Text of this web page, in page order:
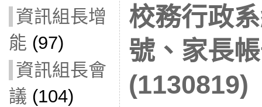
資訊組長增
能 (97)
資訊組長會
議 (104)
校務行政
號、家長
(1130819)